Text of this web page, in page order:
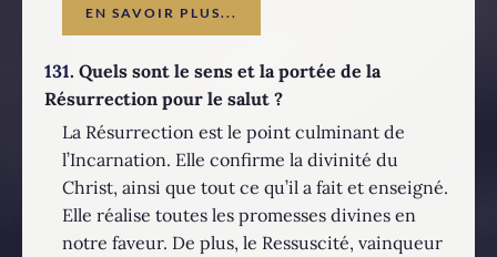
EN SAVOIR PLUS...
131. Quels sont le sens et la portée de la
Résurrection pour le salut ?
La Résurrection est le point culminant de
l’Incarnation. Elle confirme la divinité du
Christ, ainsi que tout ce qu’il a fait et enseigné.
Elle réalise toutes les promesses divines en
notre faveur. De plus, le Ressuscité, vainqueur